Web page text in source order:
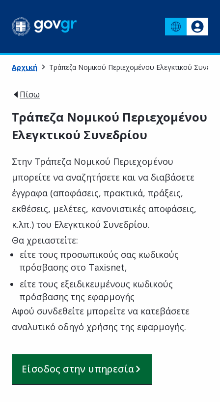
Αρχική Τράπεζα Νομικού Περιεχομένου Ελεγκτικού
Πίσω
Τράπεζα Νομικού Περιεχομένου
Ελεγκτικού Συνεδρίου
Στην Τράπεζα Νομικού Περιεχομένου
μπορείτε να αναζητήσετε και να διαβάσετε
έγγραφα (αποφάσεις, πρακτικά, πράξεις,
εκθέσεις, μελέτες, κανονιστικές αποφάσεις,
κ.λπ.) του Ελεγκτικού Συνεδρίου.
Θα χρειαστείτε:
είτε τους προσωπικούς σας κωδικούς
πρόσβασης στο Taxisnet,
είτε τους εξειδικευμένους κωδικούς
πρόσβασης της εφαρμογής
Αφού συνδεθείτε μπορείτε να κατεβάσετε
αναλυτικό οδηγό χρήσης της εφαρμογής.
Είσοδος στην υπηρεσία